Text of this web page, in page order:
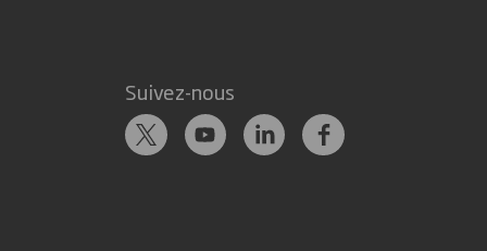
Suivez-nous